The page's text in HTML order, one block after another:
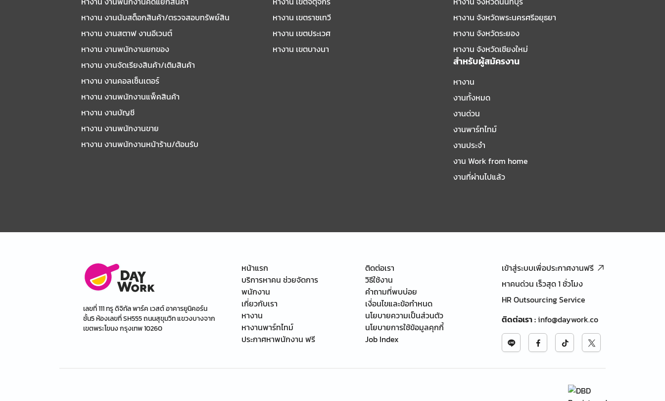
หางาน งานนับสต็อกสินค้า/ตรวจสอบทรัพย์สิน
หางาน งานสตาฟ งานอีเวนต์
หางาน งานพนักงานยกของ
หางาน งานจัดเรียงสินค้า/เติมสินค้า
หางาน งานคอลเซ็นเตอร์
หางาน งานพนักงานแพ็คสินค้า
หางาน งานบัญชี
หางาน งานพนักงานขาย
หางาน งานพนักงานหน้าร้าน/ต้อนรับ
หางาน เขตราชเทวี
หางาน เขตประเวศ
หางาน เขตบางนา
หางาน จังหวัดพระนครศรีอยุธยา
หางาน จังหวัดระยอง
หางาน จังหวัดเชียงใหม่
สำหรับผู้สมัครงาน
หางาน
งานทั้งหมด
งานด่วน
งานพาร์ทไทม์
งานประจำ
งาน Work from home
งานที่ผ่านไปแล้ว
เลขที่ 111 ทรู ดิจิทัล พาร์ค เวสต์ อาคารยูนิคอร์น
ชั้น5 ห้องเลขที่ SH555 ถนนสุขุมวิท แขวงบางจาก
เขตพระโขนง กรุงเทพ 10260
หน้าแรก
บริการหาคน ช่วยจัดการ
พนักงาน
เกี่ยวกับเรา
หางาน
หางานพาร์ทไทม์
ประกาศหาพนักงาน ฟรี
ติดต่อเรา
วิธีใช้งาน
คำถามที่พบบ่อย
เงื่อนไขและข้อกำหนด
นโยบายความเป็นส่วนตัว
นโยบายการใช้ข้อมูลคุกกี้
Job Index
เข้าสู่ระบบเพื่อประกาศงานฟรี
หาคนด่วน เร็วสุด 1 ชั่วโมง
HR Outsourcing Service
ติดต่อเรา:info@daywork.co